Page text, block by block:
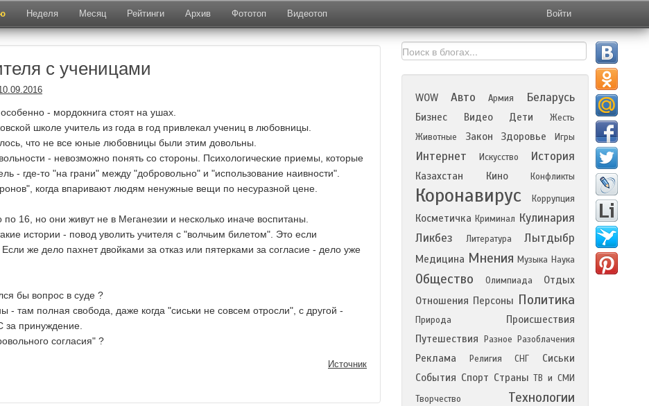
Неделя Месяц Рейтинги Архив Фототоп Видеотоп Войти
с ученицами
- мордокнига стоят на ушах.
школе учитель из года в год привлекал учениц в любовницы.
что не все юные любовницы были этим довольны.
- невозможно понять со стороны. Психологические приемы, которые
- где-то "на грани" между "добровольно" и "использование наивности".
когда впаривают людям ненужные вещи по несуразной цене.
16, но они живут не в Меганезии и несколько иначе воспитаны.
истории - повод уволить учителя с "волчьим билетом". Это если
же дело пахнет двойками за отказ или пятерками за согласие - дело уже
бы вопрос в суде ?
- там полная свобода, даже когда "сиськи не совсем отросли", с другой -
за принуждение.
согласия" ?
Источник
WOW Авто Армия Беларусь
Бизнес Видео Дети
Жесть
Животные
Закон Здоровье Игры
Интернет Искусство История
Казахстан Кино Конфликты
Коронавирус Коррупция
Косметичка Криминал Кулинария
Ликбез
Литература Лытдыбр
Медицина Мнения Музыка Наука
Общество Олимпиада
Отдых
Отношения Персоны Политика
Природа
Происшествия
Путешествия
Разное Разоблачения
Реклама Религия СНГ
Сиськи
События Спорт Страны ТВ и СМИ
Творчество
Технологии